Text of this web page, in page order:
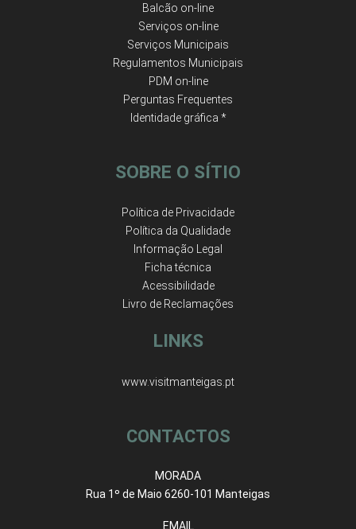
Balcão on-line
Serviços on-line
Serviços Municipais
Regulamentos Municipais
PDM on-line
Perguntas Frequentes
Identidade gráfica *
SOBRE O SÍTIO
Política de Privacidade
Política da Qualidade
Informação Legal
Ficha técnica
Acessibilidade
Livro de Reclamações
LINKS
www.visitmanteigas.pt
CONTACTOS
MORADA
Rua 1º de Maio 6260-101 Manteigas
EMAIL